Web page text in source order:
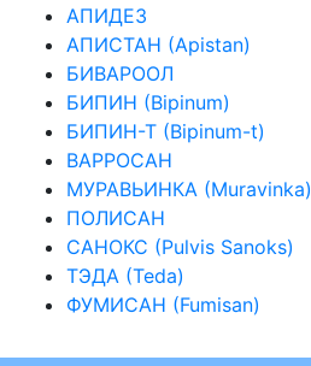
АПИДЕЗ
АПИСТАН (Apistan)
БИВАРООЛ
БИПИН (Bipinum)
БИПИН-Т (Bipinum-t)
ВАРРОСАН
МУРАВЬИНКА (Muravinka)
ПОЛИСАН
САНОКС (Pulvis Sanoks)
ТЭДА (Teda)
ФУМИСАН (Fumisan)